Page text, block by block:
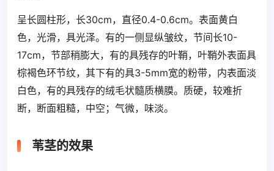
呈长圆柱形，长30cm，直径0.4-0.6cm。表面黄白
色，光滑，具光泽。有的一侧显纵皱纹，节间长10-
17cm，节部稍膨大，有的具残存的叶鞘，叶鞘外表面具
棕褐色环节纹，其下有的具3-5mm宽的粉带，内表面淡
白色，有的具残存的绒毛状髓质横膜。质硬，较难折
断，断面粗糙，中空；气微，味淡。
苇茎的效果